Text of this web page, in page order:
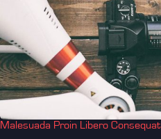
Malesuada Proin Libero Consequat